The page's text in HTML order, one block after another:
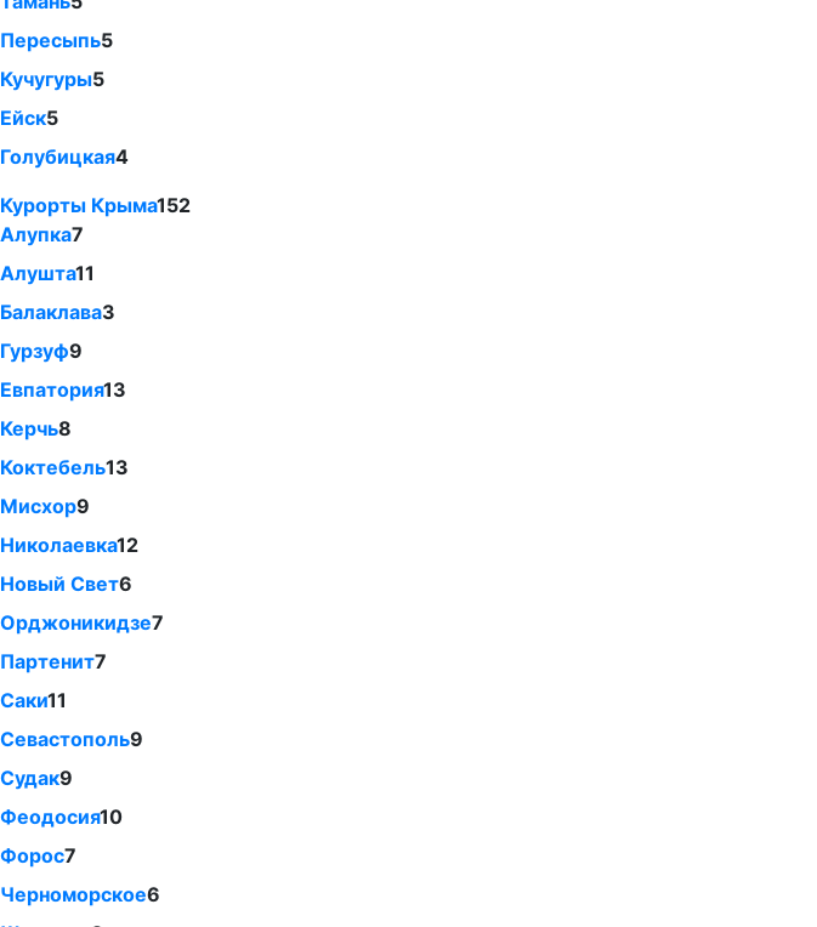
Пересыпь5
Кучугуры5
Ейск5
Голубицкая4
Курорты Крыма152
Алупка7
Алушта11
Балаклава3
Гурзуф9
Евпатория13
Керчь8
Коктебель13
Мисхор9
Николаевка12
Новый Свет6
Орджоникидзе7
Партенит7
Саки11
Севастополь9
Судак9
Феодосия10
Форос7
Черноморское6